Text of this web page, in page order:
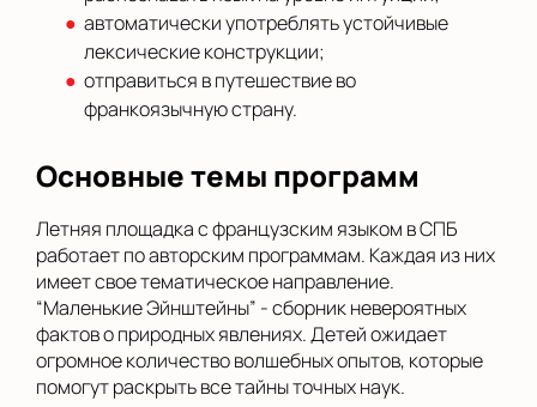
автоматически употреблять устойчивые
лексические конструкции;
отправиться в путешествие во
франкоязычную страну.
Основные темы программ
Летняя площадка с французским языком в СПБ
работает по авторским программам. Каждая из них
имеет свое тематическое направление.
“Маленькие Эйнштейны” - сборник невероятных
фактов о природных явлениях. Детей ожидает
огромное количество волшебных опытов, которые
помогут раскрыть все тайны точных наук.